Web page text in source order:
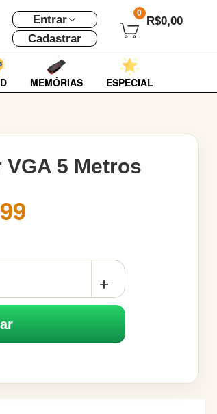
Entrar
Cadastrar
0
R$0,00
MEMÓRIAS ESPECIAL
5 Metros